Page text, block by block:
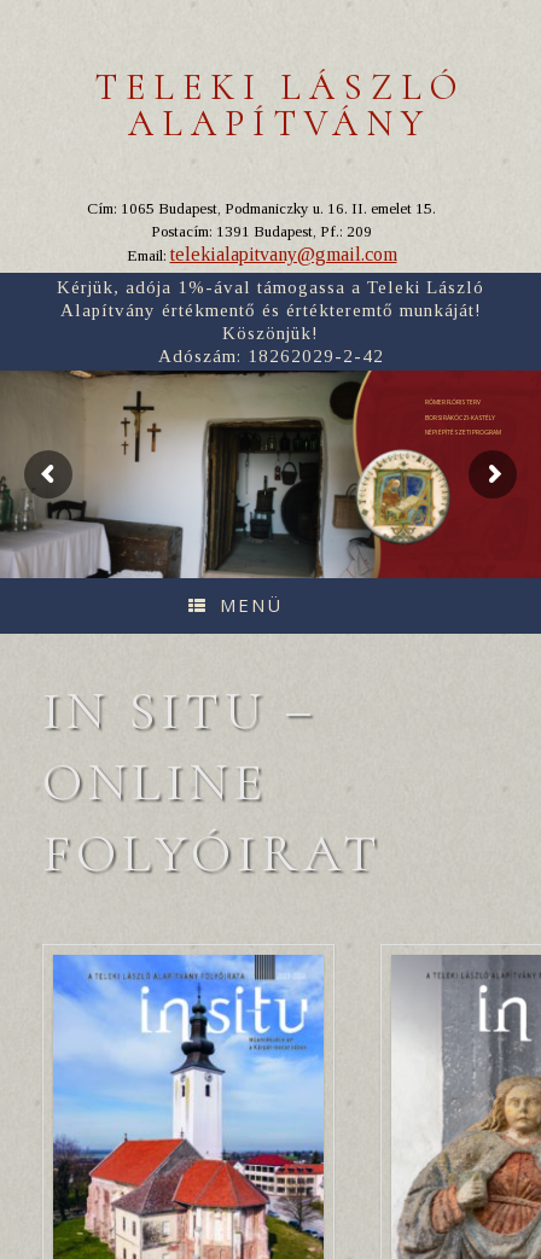
TELEKI LÁSZLÓ
ALAPÍTVÁNY
Cím: 1065 Budapest, Podmaniczky u. 16. II. emelet 15.
Postacím: 1391 Budapest, Pf.: 209
Email: telekialapitvany@gmail.com
Kérjük, adója 1%-ával támogassa a Teleki László
Alapítvány értékmentő és értékteremtő munkáját!
Köszönjük!
Adószám: 18262029-2-42
RÓMER FLÓRIS TERV
BORSI RÁKÓCZI-KASTÉLY
NÉPI ÉPÍTÉSZETI PROGRAM
MENÜ
IN SITU –
ONLINE
FOLYÓIRAT